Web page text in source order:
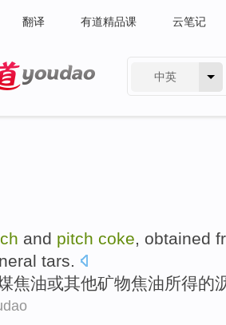
翻译 有道精品课 云笔记
中英
and pitch coke, obtained
tars.
焦油或其他矿物焦油所得的